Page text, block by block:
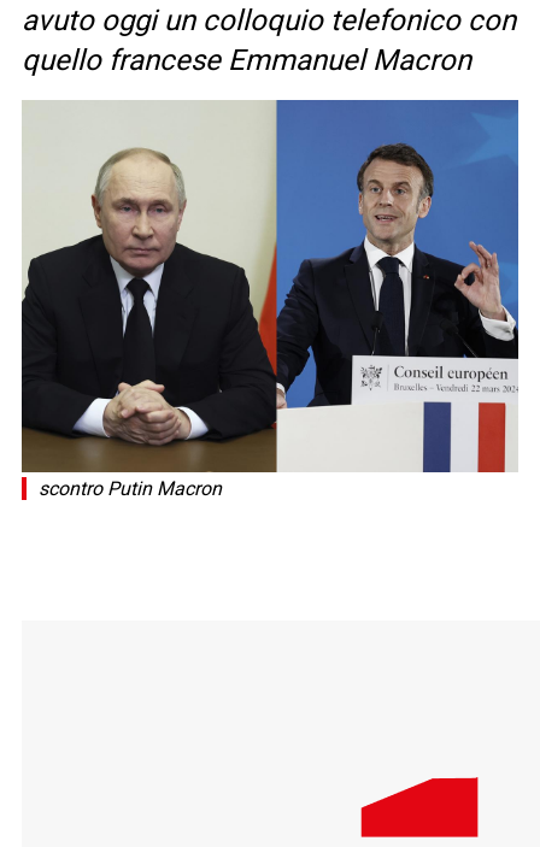
avuto oggi un colloquio telefonico con
quello francese Emmanuel Macron
scontro Putin Macron